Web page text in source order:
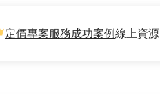
定價專案服務成功案例線上資源